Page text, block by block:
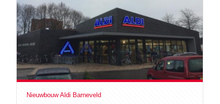
Nieuwbouw Aldi Barneveld